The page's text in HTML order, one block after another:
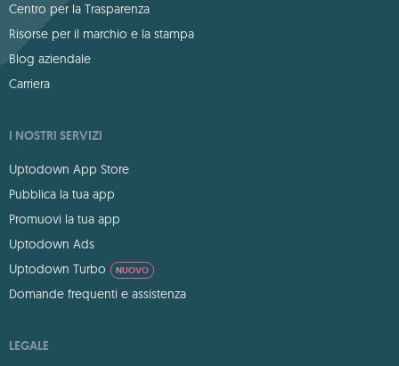
Centro per la Trasparenza
Risorse per il marchio e la stampa
Blog aziendale
Carriera
I NOSTRI SERVIZI
Uptodown App Store
Pubblica la tua app
Promuovi la tua app
Uptodown Ads
Uptodown Turbo
NUOVO
Domande frequenti e assistenza
LEGALE